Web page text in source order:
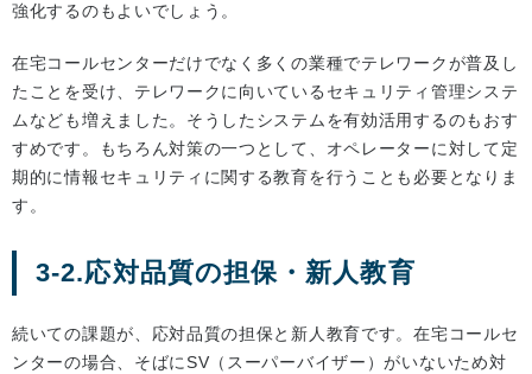
強化するのもよいでしょう。
在宅コールセンターだけでなく多くの業種でテレワークが普及し
たことを受け、テレワークに向いているセキュリティ管理システ
ムなども増えました。そうしたシステムを有効活用するのもおす
すめです。もちろん対策の一つとして、オペレーターに対して定
期的に情報セキュリティに関する教育を行うことも必要となりま
す。
3-2.応対品質の担保・新人教育
続いての課題が、応対品質の担保と新人教育です。在宅コールセ
ンターの場合、そばにSV（スーパーバイザー）がいないため対